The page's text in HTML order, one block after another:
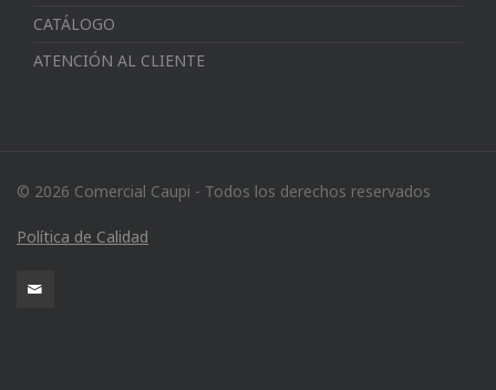
CATÁLOGO
ATENCIÓN AL CLIENTE
© 2026 Comercial Caupi - Todos los derechos reservados
Política de Calidad